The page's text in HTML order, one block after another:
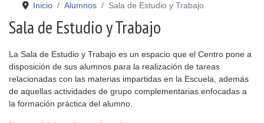
Inicio Alumnos Sala de Estudio y Trabajo
Sala de Estudio y Trabajo
La Sala de Estudio y Trabajo es un espacio que el Centro pone a
disposición de sus alumnos para la realización de tareas
relacionadas con las materias impartidas en la Escuela, además
de aquellas actividades de grupo complementarias enfocadas a
la formación práctica del alumno.